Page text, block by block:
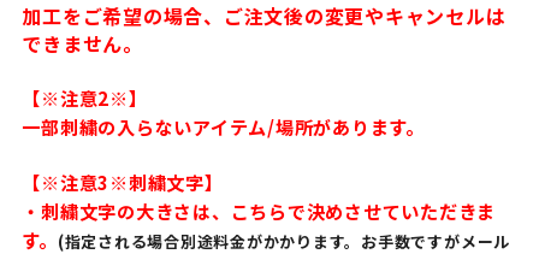
加工をご希望の場合、ご注文後の変更やキャンセルは
できません。
【※注意2※】
一部刺繍の入らないアイテム/場所があります。
【※注意3※刺繍文字】
・刺繍文字の大きさは、こちらで決めさせていただきま
す。 (指定される場合別途料金がかかります。お手数ですがメール